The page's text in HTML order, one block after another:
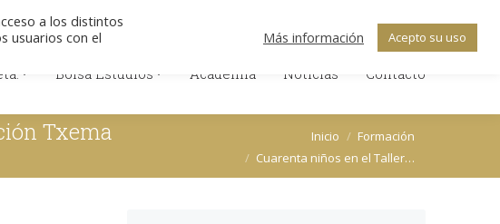
legal Política de Cookies
Facebook
page
opens
new
window
page
opens
new
window
Linkedin
page
opens
new
window
Bolsa Estudios Academia Noticias Contacto
Txema
Inicio
Formación
Cuarenta niños en el Taller…
a los distintos
usuarios con el
Más información Acepto su uso
Bolsa Estudios Noticias Contacto